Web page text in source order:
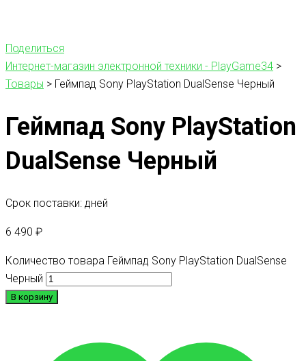
Поделиться
Интернет-магазин электронной техники - PlayGame34 >
Товары > Геймпад Sony PlayStation DualSense Черный
Геймпад Sony PlayStation
DualSense Черный
Срок поставки: дней
6 490 ₽
Количество товара Геймпад Sony PlayStation DualSense
Черный
В корзину